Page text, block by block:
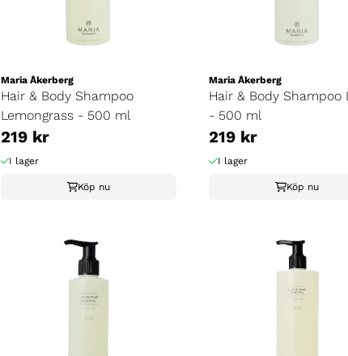
Maria Åkerberg
Hair & Body Shampoo
Lemongrass - 500 ml
219 kr
I lager
Köp nu
Maria Åkerberg
Hair & Body Shampoo
- 500 ml
219 kr
I lager
Köp nu